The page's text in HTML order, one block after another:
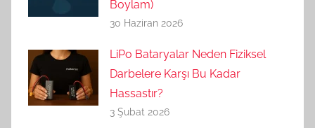
Boylam)
30 Haziran 2026
LiPo Bataryalar Neden Fiziksel
Darbelere Karşı Bu Kadar
Hassastır?
3 Şubat 2026